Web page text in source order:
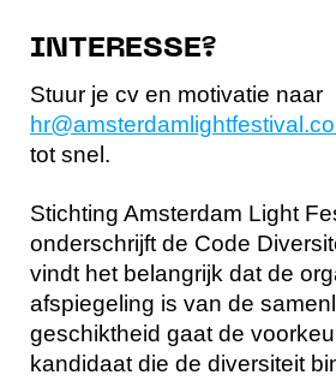
INTERESSE?
Stuur je cv en motivatie naar
tot snel.
Stichting Amsterdam Light
onderschrijft de Code
vindt het belangrijk dat de
afspiegeling is van de
geschiktheid gaat de
kandidaat die de diversiteit